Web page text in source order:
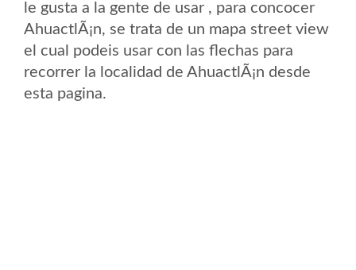
le gusta a la gente de usar , para concocer
AhuactlÃ¡n, se trata de un mapa street view
el cual podeis usar con las flechas para
recorrer la localidad de AhuactlÃ¡n desde
esta pagina.